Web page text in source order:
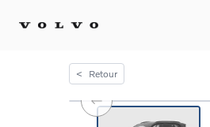
< Retour